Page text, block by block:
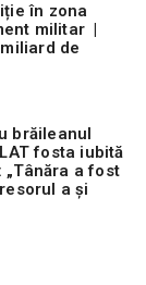
în zona
militar |
de
brăileanul
fosta iubită
„Tânăra a fost
a și